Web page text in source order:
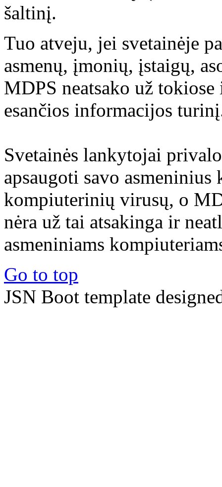
šaltinį.
Tuo atveju, jei svetainėje
asmenų, įmonių, įstaigų,
MDPS neatsako už tokiose
esančios informacijos
Svetainės lankytojai
apsaugoti savo
kompiuterinių virusų, o
nėra už tai atsakinga ir
asmeniniams
Go to top
JSN Boot template